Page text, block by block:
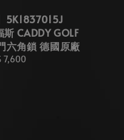
5K1837015J
CADDY GOLF
六角鎖 德國原廠
7,600